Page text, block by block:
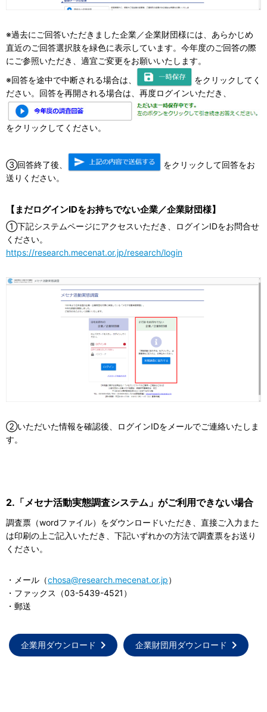
※過去にご回答いただきました企業／企業財団様には、あらかじめ
直近のご回答選択肢を緑色に表示しています。今年度のご回答の際
にご参照いただき、適宜ご変更をお願いいたします。
※回答を途中で中断される場合は、
をクリックしてく
ださい。回答を再開される場合は、再度ログインいただき、
をクリックしてください。
③回答終了後、
をクリックして回答をお
送りください。
【まだログインIDをお持ちでない企業／企業財団様】
①下記システムページにアクセスいただき、ログインIDをお問合せ
ください。
https://research.mecenat.or.jp/research/login
②いただいた情報を確認後、ログインIDをメールでご連絡いたしま
す。
2.「メセナ活動実態調査システム」がご利用できない場合
調査票（wordファイル）をダウンロードいただき、直接ご入力また
は印刷の上ご記入いただき、下記いずれかの方法で調査票をお送り
ください。
・メール（chosa@research.mecenat.or.jp）
・ファックス（03-5439-4521）
・郵送
企業用ダウンロード 企業財団用ダウンロード